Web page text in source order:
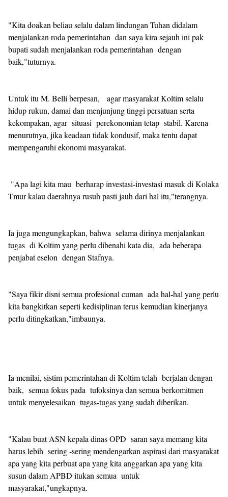
"Kita doakan beliau selalu dalam lindungan Tuhan didalam
menjalankan roda pemerintahan dan saya kira sejauh ini pak
bupati sudah menjalankan roda pemerintahan dengan
baik,"tuturnya.
Untuk itu M. Belli berpesan, agar masyarakat Koltim selalu
hidup rukun, damai dan menjunjung tinggi persatuan serta
kekompakan, agar situasi perekonomian tetap stabil. Karena
menurutnya, jika keadaan tidak kondusif, maka tentu dapat
mempengaruhi ekonomi masyarakat.
"Apa lagi kita mau berharap investasi-investasi masuk di Kolaka
Tmur kalau daerahnya rusuh pasti jauh dari hal itu,"terangnya.
Ia juga mengungkapkan, bahwa selama dirinya menjalankan
tugas di Koltim yang perlu dibenahi kata dia, ada beberapa
penjabat eselon dengan Stafnya.
"Saya fikir disni semua profesional cuman ada hal-hal yang perlu
kita bangkitkan seperti kedisiplinan terus kemudian kinerjanya
perlu ditingkatkan,"imbaunya.
Ia menilai, sistim pemerintahan di Koltim telah berjalan dengan
baik, semua fokus pada tufoksinya dan semua berkomitmen
untuk menyelesaikan tugas-tugas yang sudah diberikan.
"Kalau buat ASN kepala dinas OPD saran saya memang kita
harus lebih sering -sering mendengarkan aspirasi dari masyarakat
apa yang kita perbuat apa yang kita anggarkan apa yang kita
susun dalam APBD itukan semua untuk
masyarakat,"ungkapnya.